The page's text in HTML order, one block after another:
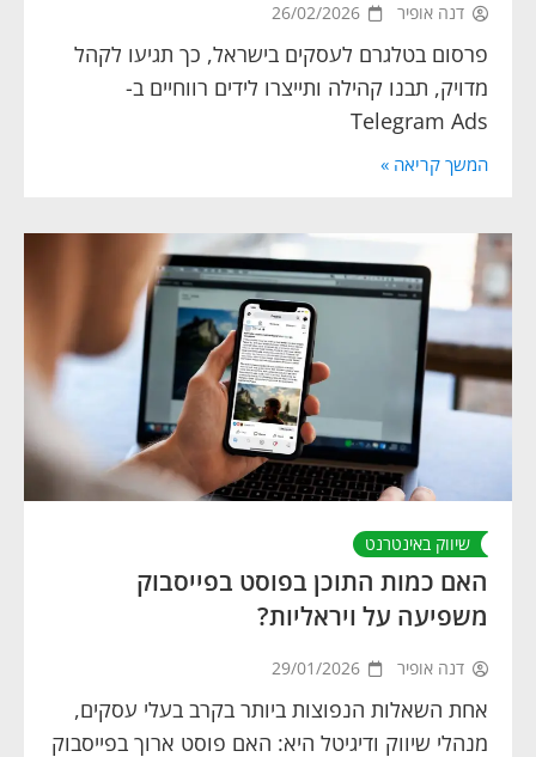
דנה אופיר 26/02/2026
פרסום בטלגרם לעסקים בישראל, כך תגיעו לקהל
מדויק, תבנו קהילה ותייצרו לידים רווחיים ב-
Telegram Ads
המשך קריאה »
שיווק באינטרנט
האם כמות התוכן בפוסט בפייסבוק
משפיעה על ויראליות?
דנה אופיר 29/01/2026
אחת השאלות הנפוצות ביותר בקרב בעלי עסקים,
מנהלי שיווק ודיגיטל היא: האם פוסט ארוך בפייסבוק